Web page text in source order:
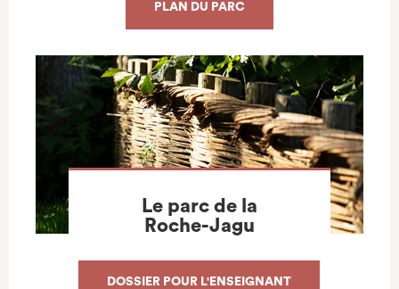
PLAN DU PARC
Le parc de la
Roche-Jagu
DOSSIER POUR L'ENSEIGNANT